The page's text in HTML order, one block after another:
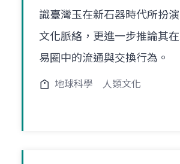
識臺灣玉在新石器時代所扮
文化脈絡，更進一步推論其
易圈中的流通與交換行為。
地球科學 人類文化